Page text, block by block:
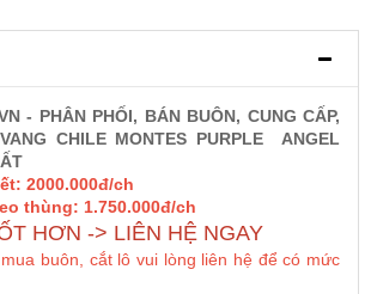
giá rẻ nhất
ICEWINE
- PHÂN PHỐI, BÁN BUÔN, CUNG CẤP,
CHILE MONTES PURPLE ANGEL
2000.000đ/ch
thùng: 1.750.000đ/ch
HƠN -> LIÊN HỆ NGAY
buôn, cắt lô vui lòng liên hệ để có mức